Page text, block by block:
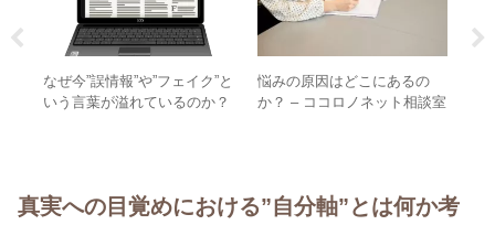
なぜ今”誤情報”や”フェイク”と
いう言葉が溢れているのか？
悩みの原因はどこにあるの
か？ – ココロノネット相談室
真実への目覚めにおける”自分軸”とは何か考